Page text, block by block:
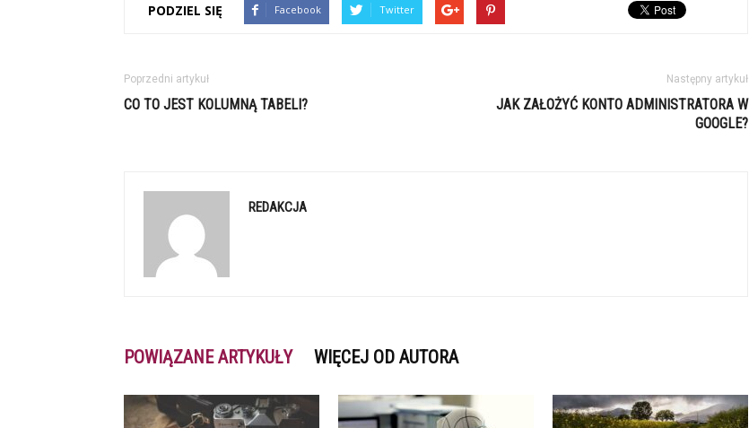
PODZIEL SIĘ Facebook Twitter
Poprzedni artykuł
CO TO JEST KOLUMNĄ TABELI?
Następny artykuł
JAK ZAŁOŻYĆ KONTO ADMINISTRATORA W
GOOGLE?
REDAKCJA
POWIĄZANE ARTYKUŁY WIĘCEJ OD AUTORA